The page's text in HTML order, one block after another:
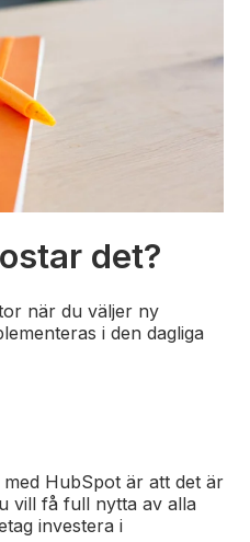
det?
när du väljer ny
i den dagliga
HubSpot är att det är
vill få full nytta av alla
investera i